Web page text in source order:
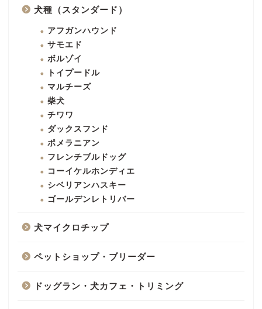
犬種（スタンダード）
アフガンハウンド
サモエド
ボルゾイ
トイプードル
マルチーズ
柴犬
チワワ
ダックスフンド
ポメラニアン
フレンチブルドッグ
コーイケルホンディエ
シベリアンハスキー
ゴールデンレトリバー
犬マイクロチップ
ペットショップ・ブリーダー
ドッグラン・犬カフェ・トリミング